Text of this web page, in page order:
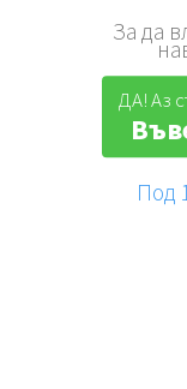
За да
ДА! Аз
Под